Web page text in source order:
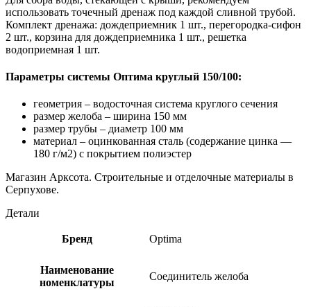
использовать точечный дренаж под каждой сливной трубой.
Комплект дренажа: дождеприемник 1 шт., перегородка-сифон
2 шт., корзина для дождеприемника 1 шт., решетка
водоприемная 1 шт.
Параметры системы Оптима круглый 150/100:
геометрия – водосточная система круглого сечения
размер желоба – ширина 150 мм
размер трубы – диаметр 100 мм
материал – оцинкованная сталь (содержание цинка —
180 г/м2) с покрытием полиэстер
Магазин Арксота. Строительные и отделочные материалы в
Серпухове.
Детали
Бренд Optima
Наименование
номенклатуры
Соединитель желоба